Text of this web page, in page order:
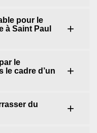
pour le
à Saint Paul
le
le cadre d’un
du